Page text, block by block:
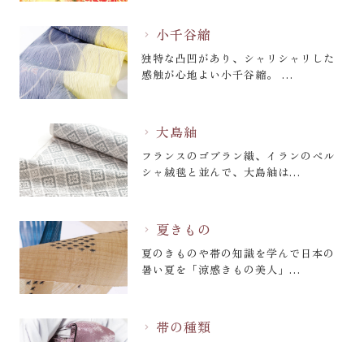
chevron_right 小千谷縮
独特な凸凹があり、シャリシャリした
感触が心地よい小千谷縮。 …
chevron_right 大島紬
フランスのゴブラン織、イランのペル
シャ絨毯と並んで、大島紬は…
chevron_right 夏きもの
夏のきものや帯の知識を学んで日本の
暑い夏を「涼感きもの美人」…
chevron_right 帯の種類